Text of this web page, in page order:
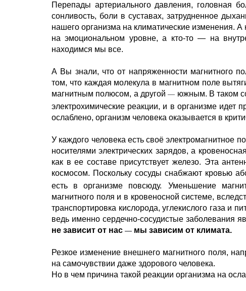
Перепады артериального давления, головная
сонливость, боли в суставах, затрудненное
нашего организма на климатические изменения.
на эмоциональном уровне, а кто-то — на
находимся мы все.
А Вы знали, что от напряженности магнитного
том, что каждая молекула в магнитном поле
магнитным полюсом, а другой — южным. В таком
электрохимические реакции, и в организме идет
ослаблено, организм человека оказывается в
У каждого человека есть своё электромагнитное
носителями электрических зарядов, а
как в ее составе присутствует железо. Эта
космосом. Поскольку сосуды снабжают кровью
есть в организме повсюду.
Уменьшение
магнитного поля и в кровеносной системе,
транспортировка кислорода, углекислого газа и
ведь именно сердечно-сосудистые заболевания
не зависит от нас — мы зависим от климата.
Резкое изменение внешнего магнитного поля,
на самочувствии даже здорового человека.
Но в чем причина такой реакции организма на